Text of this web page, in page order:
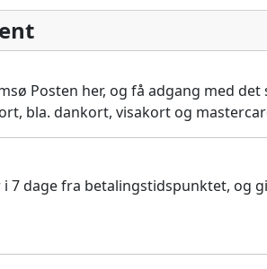
Posten her, og få adgang med
bla. dankort, visakort og
7 dage fra betalingstidspunktet, og